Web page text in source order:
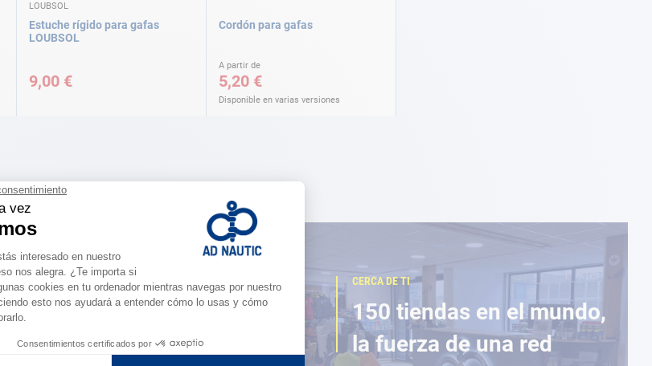
LOUBSOL
Estuche rígido para gafas
LOUBSOL
9,00 €
Cordón para gafas
A partir de
5,20 €
Disponible en varias versiones
ESPACIO FIDELIDAD
¿Eres apasionado?
Benefíciate de ventajas
CERCA DE TI
150 tiendas en el mundo,
la fuerza de una red